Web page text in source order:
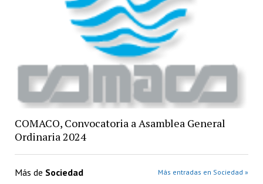
COMACO, Convocatoria a Asamblea General
Ordinaria 2024
Más de Sociedad Más entradas en Sociedad »